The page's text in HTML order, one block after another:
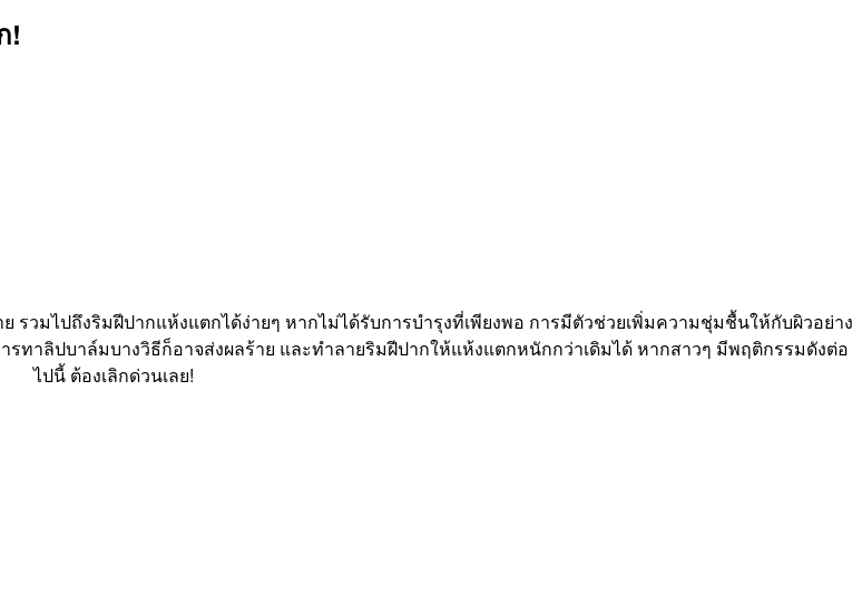
!
วมไปถึงริมฝีปากแห้งแตกได้ง่ายๆ หากไม่ได้รับการบำรุงที่เพียงพอ การมีตัวช่วยเพิ่มความชุ่มชื้นให้กับผิวอย่าง
าลิปบาล์มบางวิธีก็อาจส่งผลร้าย และทำลายริมฝีปากให้แห้งแตกหนักกว่าเดิมได้ หากสาวๆ มีพฤติกรรมดังต่อ
ไปนี้ ต้องเลิกด่วนเลย!